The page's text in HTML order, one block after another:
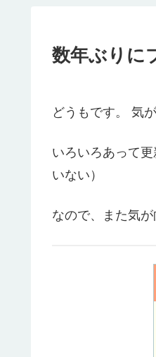
数年ぶりに
どうもです。 気
いろいろあって
いない）
なので、また気